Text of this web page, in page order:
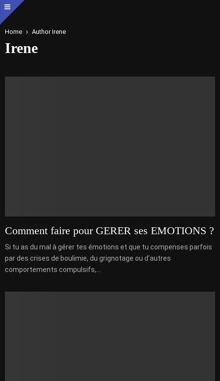
Home AuthorIrene
Irene
Comment faire pour GERER ses EMOTIONS ?
Si tu as du mal à gérer tes émotions et que tu compenses parfois
par des crises de boulimie, du grignotage ou d’autres
comportements compulsifs,...